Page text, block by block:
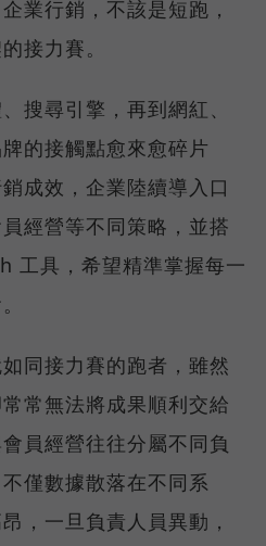
業行銷，不該是短跑，
接力賽。
搜尋引擎，再到網紅、
的接觸點愈來愈碎片
成效，企業陸續導入口
經營等不同策略，並搭
工具，希望精準掌握每一
同接力賽的跑者，雖然
常無法將成果順利交給
員經營往往分屬不同負
僅數據散落在不同系
，一旦負責人員異動，